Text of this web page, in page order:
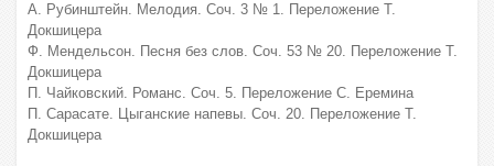
А. Рубинштейн. Мелодия. Соч. 3 № 1. Переложение Т.
Докшицера
Ф. Мендельсон. Песня без слов. Соч. 53 № 20. Переложение Т.
Докшицера
П. Чайковский. Романс. Соч. 5. Переложение С. Еремина
П. Сарасате. Цыганские напевы. Соч. 20. Переложение Т.
Докшицера